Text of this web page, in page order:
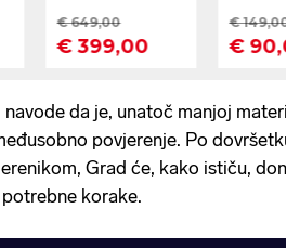
da je, unatoč manjoj
povjerenje. Po
Grad će, kako ističu,
korake.